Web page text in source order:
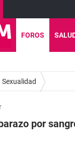
FOROS
Sexualidad
por